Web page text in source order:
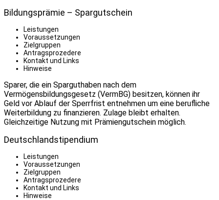
Bildungsprämie – Spargutschein
Leistungen
Voraussetzungen
Zielgruppen
Antragsprozedere
Kontakt und Links
Hinweise
Sparer, die ein Sparguthaben nach dem
Vermögensbildungsgesetz (VermBG) besitzen, können ihr
Geld vor Ablauf der Sperrfrist entnehmen um eine berufliche
Weiterbildung zu finanzieren. Zulage bleibt erhalten.
Gleichzeitige Nutzung mit Prämiengutschein möglich.
Deutschlandstipendium
Leistungen
Voraussetzungen
Zielgruppen
Antragsprozedere
Kontakt und Links
Hinweise